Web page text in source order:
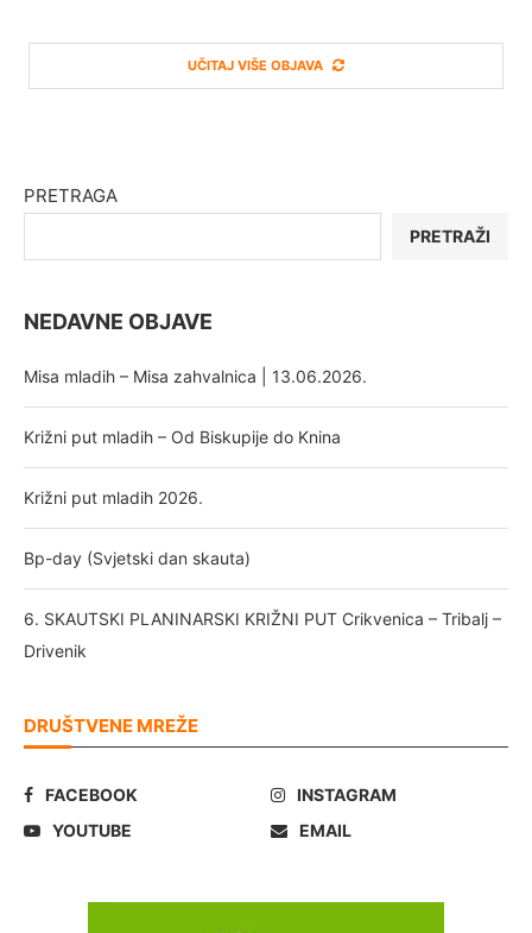
UČITAJ VIŠE OBJAVA
PRETRAGA
PRETRAŽI
NEDAVNE OBJAVE
Misa mladih – Misa zahvalnica | 13.06.2026.
Križni put mladih – Od Biskupije do Knina
Križni put mladih 2026.
Bp-day (Svjetski dan skauta)
6. SKAUTSKI PLANINARSKI KRIŽNI PUT Crikvenica – Tribalj –
Drivenik
DRUŠTVENE MREŽE
FACEBOOK
INSTAGRAM
YOUTUBE
EMAIL